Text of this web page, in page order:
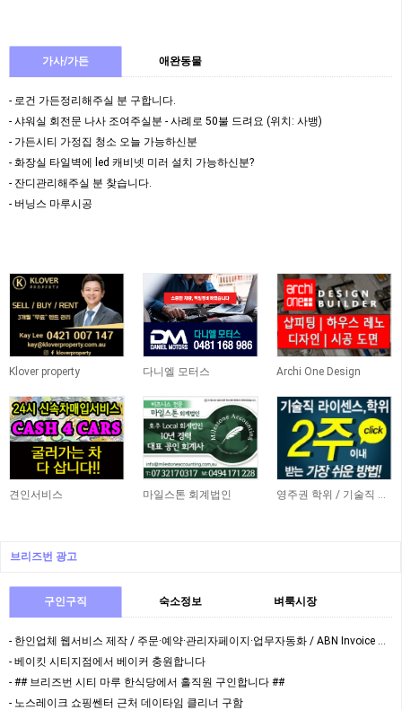
가사/가든 애완동물
- 로건 가든정리해주실 분 구합니다.
- 샤워실 회전문 나사 조여주실분 - 사례로 50불 드려요 (위치: 사뱅)
- 가든시티 가정집 청소 오늘 가능하신분
- 화장실 타일벽에 led 캐비넷 미러 설치 가능하신분?
- 잔디관리해주실 분 찾습니다.
- 버닝스 마루시공
Klover property 다니엘 모터스 Archi One Design
견인서비스 마일스톤 회계법인
브리즈번 광고
구인구직 숙소정보 벼룩시장
- 베이킷 시티지점에서 베이커 충원합니다
- ## 브리즈번 시티 마루 한식당에서 홀직원 구인합니다 ##
- 노스레이크 쇼핑쎈터 근처 데이타임 클리너 구함